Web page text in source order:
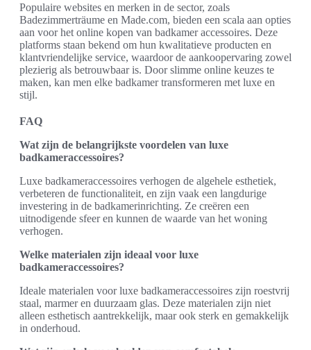
Populaire websites en merken in de sector, zoals
Badezimmerträume en Made.com, bieden een scala aan opties
aan voor het online kopen van badkamer accessoires. Deze
platforms staan bekend om hun kwalitatieve producten en
klantvriendelijke service, waardoor de aankoopervaring zowel
plezierig als betrouwbaar is. Door slimme online keuzes te
maken, kan men elke badkamer transformeren met luxe en
stijl.
FAQ
Wat zijn de belangrijkste voordelen van luxe
badkameraccessoires?
Luxe badkameraccessoires verhogen de algehele esthetiek,
verbeteren de functionaliteit, en zijn vaak een langdurige
investering in de badkamerinrichting. Ze creëren een
uitnodigende sfeer en kunnen de waarde van het woning
verhogen.
Welke materialen zijn ideaal voor luxe
badkameraccessoires?
Ideale materialen voor luxe badkameraccessoires zijn roestvrij
staal, marmer en duurzaam glas. Deze materialen zijn niet
alleen esthetisch aantrekkelijk, maar ook sterk en gemakkelijk
in onderhoud.